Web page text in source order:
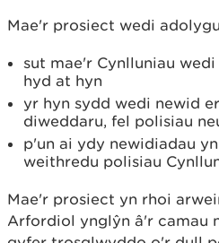
Mae'r prosiect wedi
sut mae'r Cynlluniau
hyd at hyn
yr hyn sydd wedi newid
diweddaru, fel polisiau
p'un ai ydy newidiadau
weithredu polisiau
Mae'r prosiect yn rhoi
Arfordiol ynglŷn â'r camau